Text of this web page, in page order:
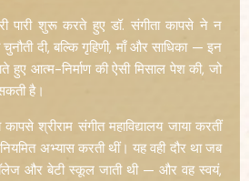
पारी शुरू करते हुए डॉ. संगीता कापसे ने न
दी, बल्कि गृहिणी, माँ और साधिका — इन
हुए आत्म-निर्माण की ऐसी मिसाल पेश की, जो
है।
श्रीराम संगीत महाविद्यालय जाया करतीं
अभ्यास करती थीं। यह वही दौर था जब
और बेटी स्कूल जाती थी — और वह स्वयं,